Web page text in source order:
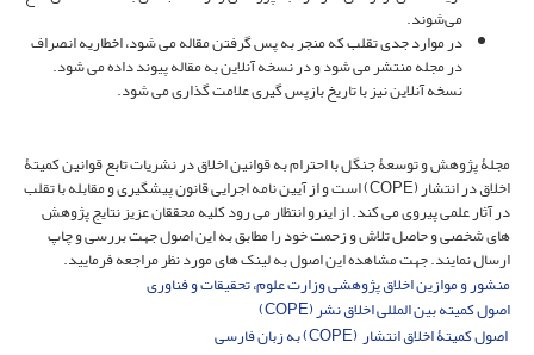
می‌شوند.
در موارد جدی تقلب که منجر به پس گرفتن مقاله می شود، اخطاریه انصراف
در مجله منتشر می شود و در نسخه آنلاین به مقاله پیوند داده می شود.
نسخه آنلاین نیز با تاریخ بازپس گیری علامت گذاری می شود.
مجلۀ پژوهش و توسعۀ جنگل با احترام به قوانین اخلاق در نشریات تابع قوانین کمیتۀ
اخلاق در انتشار (COPE) است و از آیین نامه اجرایی قانون پیشگیری و مقابله با تقلب
در آثار علمی پیروی می کند. از این­رو انتظار می رود کلیه محققان عزیز نتایج پژوهش
های شخصی و حاصل تلاش و زحمت خود را مطابق به این اصول جهت بررسی و چاپ
ارسال نمایند. جهت مشاهده این اصول به لینک های مورد نظر مراجعه فرمایید.
منشور و موازین اخلاق پژوهشی وزارت علوم، تحقیقات و فناوری
اصول کمیته بین المللی اخلاق نشر (COPE)
اصول کمیتۀ اخلاق انتشار (COPE) به زبان فارسی